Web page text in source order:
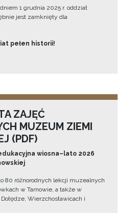
1 grudnia 2025 r. oddział
jest zamknięty dla
pełen historii!
ZAJĘĆ
MUZEUM ZIEMI
(PDF)
wiosna–lato 2026
80 różnorodnych lekcji muzealnych
w Tarnowie, a także w
Wierzchosławicach i